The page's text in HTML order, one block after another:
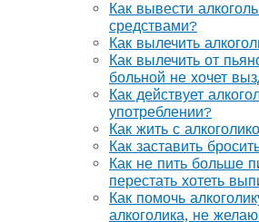
Как вывести
средствами?
Как вылечить
Как вылечить от
больной не хочет
Как действует
употреблении?
Как жить с
Как заставить
Как не пить больше
перестать хотеть
Как помочь
алкоголика, не